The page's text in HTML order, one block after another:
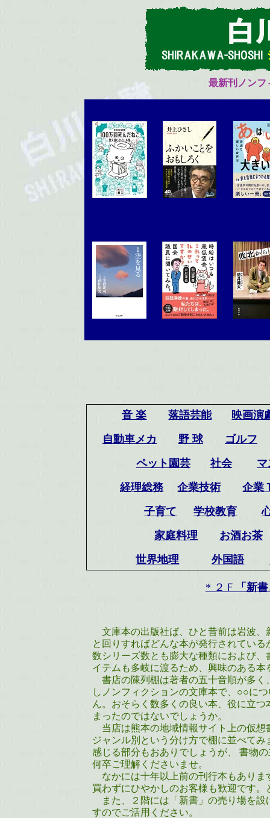
最新刊ノンフ
音 楽 落語芸能
映画演
自動車メカ
野 球
ゴルフ
ペット園芸
社会
経理総務
企業技術
企業
子育て
学校教育
家庭料理
お酒お茶
世界地理
外国語
* ２Ｆ 「新
文庫本の出版社ば、ひと昔前は岩波、
と回りすればどんな本が発行されてい
数シリーズ数とも膨大な種類におよび
イテムも多岐に渡るため、興味のある
書店の陳列棚は著者の五十音順が多く
しノンフィクションの文庫本で、○○に
ん。おそらく数多くの良い本、役に立
まったのではないでしょうか。
当店は熊本の地域情報サイト上の仮想
ジャンル別という分け方で棚に並べて
感じる部分もおありでしょうが、 書物
何卒ご理解くださいませ。
なかには十年以上前の刊行本もありま
買わずにひやかしのお客様も歓迎です
また、２階には「新書」の売り場を設
すのでご活用ください。